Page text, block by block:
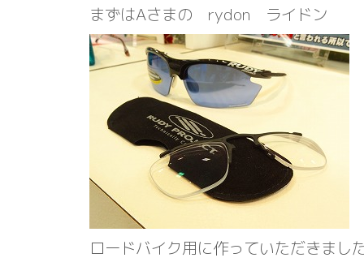
まずはAさまの rydon ライドン
ロードバイク用に作っていただきまし